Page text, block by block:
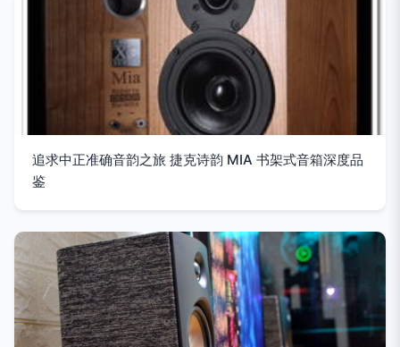
追求中正准确音韵之旅 捷克诗韵 MIA 书架式音箱深度品
鉴